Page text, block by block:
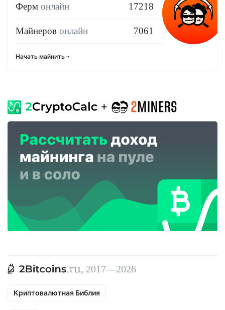
Ферм онлайн 17218
Майнеров онлайн 7061
Начать майнить
, 2017—2026
Криптовалютная Библия